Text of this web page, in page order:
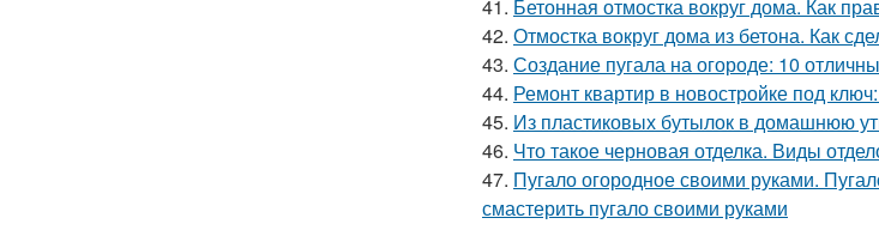
41. Бетонная отмостка вокруг дома. Как
42. Отмостка вокруг дома из бетона. Как
43. Создание пугала на огороде: 10
44. Ремонт квартир в новостройке под
45. Из пластиковых бутылок в домашнюю
46. Что такое черновая отделка. Виды
47. Пугало огородное своими руками.
смастерить пугало своими руками